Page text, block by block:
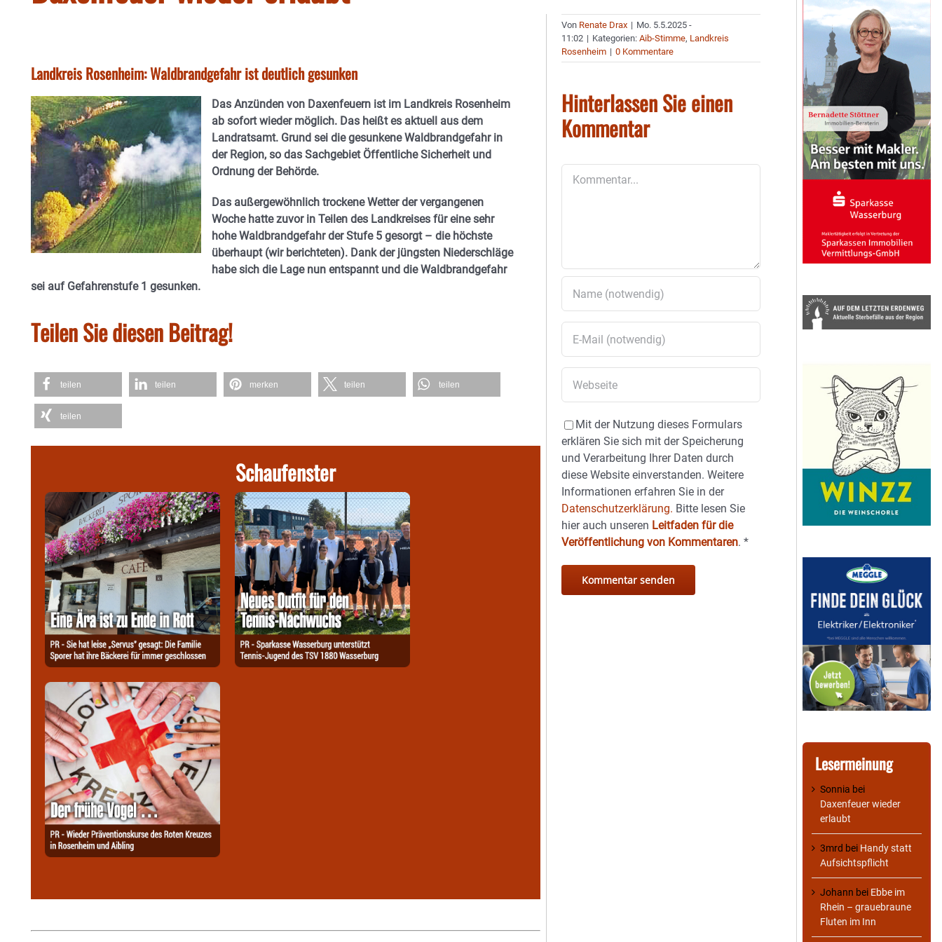
Landkreis Rosenheim: Waldbrandgefahr ist deutlich gesunken
Das Anzünden von Daxenfeuern ist im Landkreis Rosenheim
ab sofort wieder möglich. Das heißt es aktuell aus dem
Landratsamt. Grund sei die gesunkene Waldbrandgefahr in
der Region, so das Sachgebiet Öffentliche Sicherheit und
Ordnung der Behörde.
Das außergewöhnlich trockene Wetter der vergangenen
Woche hatte zuvor in Teilen des Landkreises für eine sehr
hohe Waldbrandgefahr der Stufe 5 gesorgt – die höchste
überhaupt (wir berichteten). Dank der jüngsten Niederschläge
habe sich die Lage nun entspannt und die Waldbrandgefahr
sei auf Gefahrenstufe 1 gesunken.
Teilen Sie diesen Beitrag!
teilen teilen merken teilen teilen
teilen
Schaufenster
Von Renate Drax | Mo. 5.5.2025 -
11:02 | Kategorien:Aib-Stimme, Landkreis
Rosenheim | 0 Kommentare
Hinterlassen Sie einen
Kommentar
Mit der Nutzung dieses Formulars
erklären Sie sich mit der Speicherung
und Verarbeitung Ihrer Daten durch
diese Website einverstanden. Weitere
Informationen erfahren Sie in der
Datenschutzerklärung. Bitte lesen Sie
hier auch unseren Leitfaden für die
Veröffentlichung von Kommentaren.*
Lesermeinung
Sonnia bei
Daxenfeuer wieder
erlaubt
3mrd bei Handy statt
Aufsichtspflicht
Johann bei Ebbe im
Rhein – grauebraune
Fluten im Inn